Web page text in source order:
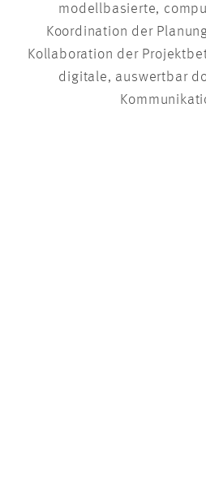
modellbasierte,
Koordination der
Kollaboration der
digitale, auswertbar